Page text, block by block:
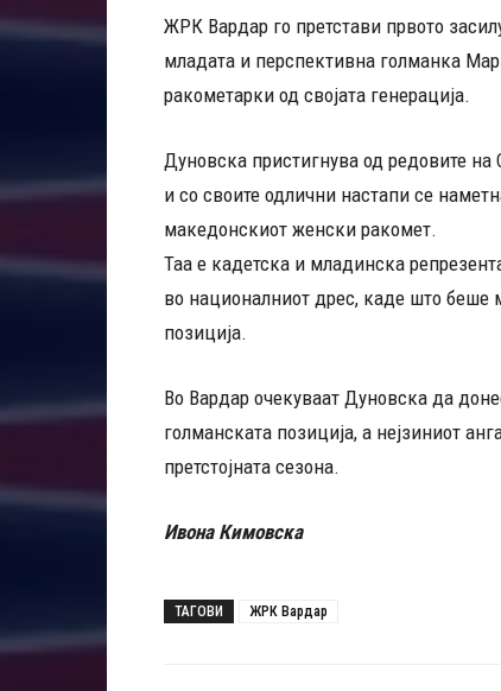
ЖРК Вардар го претстави првото
младата и перспективна голманка
ракометарки од својата генерација.
Дуновска пристигнува од редовите
и со своите одлични настапи се
македонскиот женски ракомет.
Таа е кадетска и младинска
во националниот дрес, каде што беше
позиција.
Во Вардар очекуваат Дуновска да
голманската позиција, а нејзиниот
претстојната сезона.
Ивона Кимовска
ТАГОВИ ЖРК Вардар